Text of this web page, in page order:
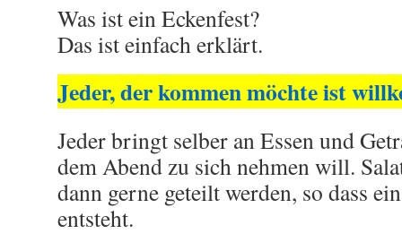
Was ist ein Eckenfest?
Das ist einfach erklärt.
Jeder, der kommen möchte ist
Jeder bringt selber an Essen und
dem Abend zu sich nehmen will.
dann gerne geteilt werden, so dass
entsteht.